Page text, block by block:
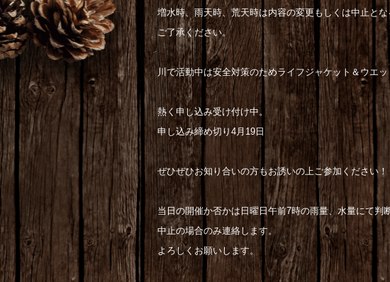
増水時、雨天時、荒天時は内容の変更もしくは中止と
ご了承ください。
川で活動中は安全対策のためライフジャケット＆ウエ
熱く申し込み受け付け中。
申し込み締め切り4月19日
ぜひぜひお知り合いの方もお誘いの上ご参加ください！
当日の開催か否かは日曜日午前7時の雨量、水量にて判
中止の場合のみ連絡します。
よろしくお願いします。